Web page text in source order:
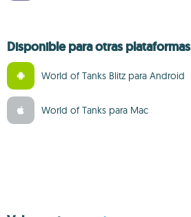
Disponible para otras plataformas
World of Tanks Blitz para Android
World of Tanks para Mac